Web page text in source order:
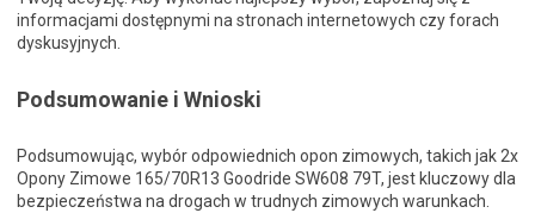
informacjami dostępnymi na stronach internetowych czy forach
dyskusyjnych.
Podsumowanie i Wnioski
Podsumowując, wybór odpowiednich opon zimowych, takich jak 2x
Opony Zimowe 165/70R13 Goodride SW608 79T, jest kluczowy dla
bezpieczeństwa na drogach w trudnych zimowych warunkach.